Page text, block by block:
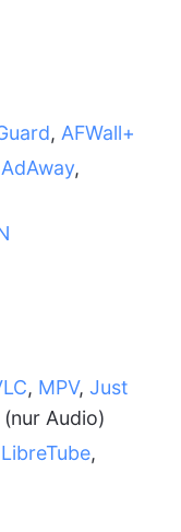
, AFWall+
AdAway,
, MPV, Just
Audio)
LibreTube,